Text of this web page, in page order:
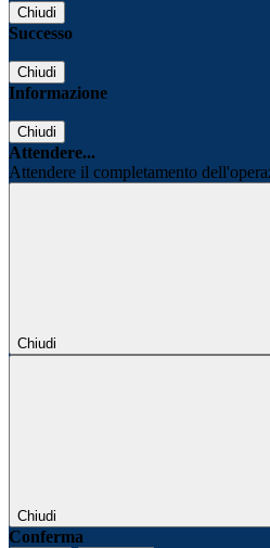
Chiudi
Successo
Chiudi
Informazione
Chiudi
Attendere...
Attendere il completamento
Chiudi
Chiudi
Conferma